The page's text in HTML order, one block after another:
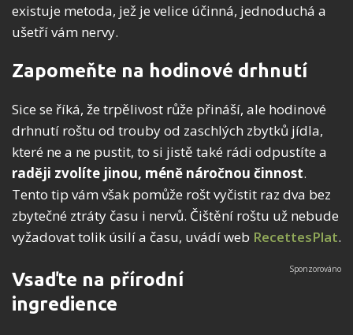
existuje metoda, jež je velice účinná, jednoduchá a
ušetří vám nervy.
Zapomeňte na hodinové drhnutí
Sice se říká, že trpělivost růže přináší, ale hodinové
drhnutí roštu od trouby od zaschlých zbytků jídla,
které ne a ne pustit, to si jistě také rádi odpustíte a
raději zvolíte jinou, méně náročnou činnost.
Tento tip vám však pomůže rošt vyčistit raz dva bez
zbytečné ztráty času i nervů. Čištění roštu už nebude
vyžadovat tolik úsilí a času, uvádí web RecettesPlat.
Vsaďte na přírodní
ingredience